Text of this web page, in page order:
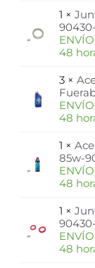
1 ×
48
3 ×
48
1 ×
85w-
48
1 ×
48